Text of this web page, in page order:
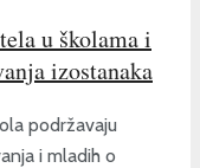
u školama i
izostanaka
podržavaju
i mladih o